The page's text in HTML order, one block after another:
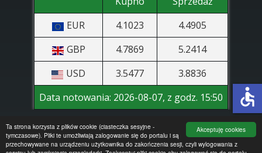
Akceptuję cookies
Ta strona korzysta z plików cookie (ciasteczka sesyjne -
tymczasowe). Pliki te umożliwiają zalogowanie się do portalu i są
przechowywane na urządzeniu użytkownika do zakończenia sesji, czyli wylogowania z
EUR
4.1023
4.4905
GBP
4.7869
5.2414
USD
3.5477
3.8836
Data notowania: 2026-08-07, z godz. 15:50 accessible